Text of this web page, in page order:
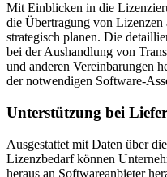
Mit Einblicken in die
die Übertragung von Lizenzen
strategisch planen. Die
bei der Aushandlung von
und anderen Vereinbarungen
der notwendigen Software-
Unterstützung bei
Ausgestattet mit Daten über
Lizenzbedarf können
heraus an Softwareanbieter